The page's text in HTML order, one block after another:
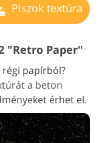
Piszok textúra
"Retro Paper"
papírból?
a beton
érhet el.